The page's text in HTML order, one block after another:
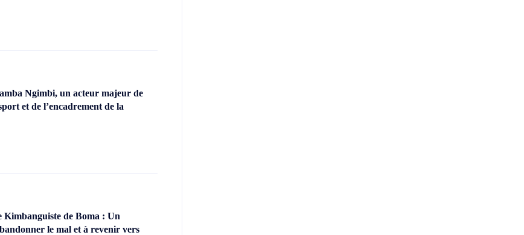
Ngimbi, un acteur majeur de
et de l’encadrement de la
Kimbanguiste de Boma : Un
le mal et à revenir vers